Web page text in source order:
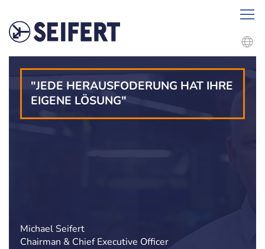
"JEDE HERAUSFODERUNG HAT IHRE
EIGENE LÖSUNG"
Michael Seifert
Chairman & Chief Executive Officer